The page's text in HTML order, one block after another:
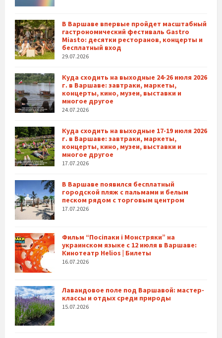
В Варшаве впервые пройдет масштабный
гастрономический фестиваль Gastro
Miasto: десятки ресторанов, концерты и
бесплатный вход
29.07.2026
Куда сходить на выходные 24-26 июля 2026
г. в Варшаве: завтраки, маркеты,
концерты, кино, музеи, выставки и
многое другое
24.07.2026
Куда сходить на выходные 17-19 июля 2026
г. в Варшаве: завтраки, маркеты,
концерты, кино, музеи, выставки и
многое другое
17.07.2026
В Варшаве появился бесплатный
городской пляж с пальмами и белым
песком рядом с торговым центром
17.07.2026
Фильм “Посіпаки і Монстряки” на
украинском языке с 12 июля в Варшаве:
Кинотеатр Helios | Билеты
16.07.2026
Лавандовое поле под Варшавой: мастер-
классы и отдых среди природы
15.07.2026